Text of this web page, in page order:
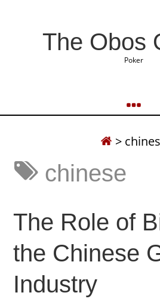
The Obos
Poker
>
chinese
The Role of
the Chinese
Industry